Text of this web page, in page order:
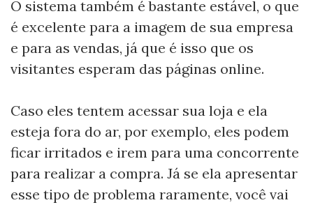
O sistema também é bastante estável, o que
é excelente para a imagem de sua empresa
e para as vendas, já que é isso que os
visitantes esperam das páginas online.
Caso eles tentem acessar sua loja e ela
esteja fora do ar, por exemplo, eles podem
ficar irritados e irem para uma concorrente
para realizar a compra. Já se ela apresentar
esse tipo de problema raramente, você vai